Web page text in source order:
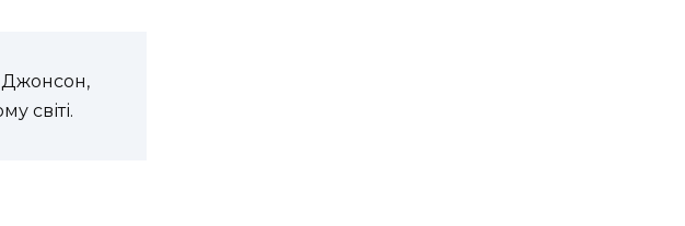
Джонсон,
світі.